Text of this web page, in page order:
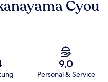
Cyou
9,0
Personal & Service